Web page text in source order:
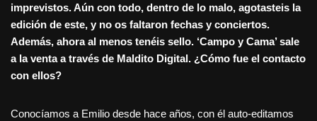
imprevistos. Aún con todo, dentro de lo malo, agotasteis la
edición de este, y no os faltaron fechas y conciertos.
Además, ahora al menos tenéis sello. ‘Campo y Cama’ sale
a la venta a través de Maldito Digital. ¿Cómo fue el contacto
con ellos?
Conocíamos a Emilio desde hace años, con él auto-editamos